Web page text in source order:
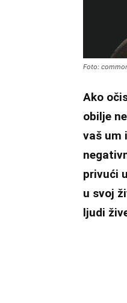
Foto:
Ako
obilje
vaš um
privući
u svoj
ljudi